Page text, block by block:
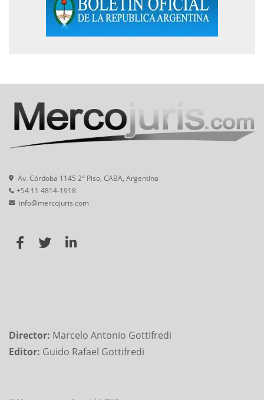
Av. Córdoba 1145 2° Piso, CABA, Argentina
+54 11 4814-1918
info@mercojuris.com
Director: Marcelo Antonio Gottifredi
Editor: Guido Rafael Gottifredi